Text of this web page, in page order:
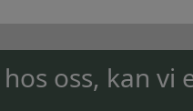
oss, kan vi